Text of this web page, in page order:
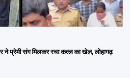
प्रेमी संग मिलकर रचा कत्ल का खेल, लोहागढ़